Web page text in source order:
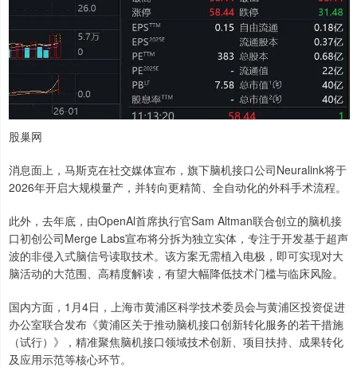
股巢网
消息面上，马斯克在社交媒体宣布，旗下脑机接口公司Neuralink将于
2026年开启大规模量产，并转向更精简、全自动化的外科手术流程。
此外，去年底，由OpenAl首席执行官Sam Altman联合创立的脑机接
口初创公司Merge Labs宣布将分拆为独立实体，专注于开发基于超声
波的非侵入式脑信号读取技术。该方案无需植入电极，即可实现对大
脑活动的大范围、高精度解读，有望大幅降低技术门槛与临床风险。
国内方面，1月4日，上海市黄浦区科学技术委员会与黄浦区投资促进
办公室联合发布《黄浦区关于推动脑机接口创新转化服务的若干措施
（试行）》，精准聚焦脑机接口领域技术创新、项目扶持、成果转化
及应用示范等核心环节。